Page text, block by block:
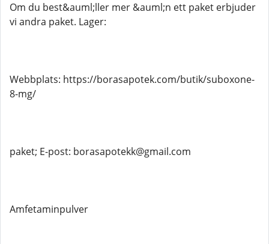
Om du best&auml;ller mer &auml;n ett paket erbjuder
vi andra paket. Lager:
Webbplats: https://borasapotek.com/butik/suboxone-
8-mg/
paket; E-post: borasapotekk@gmail.com
Amfetaminpulver